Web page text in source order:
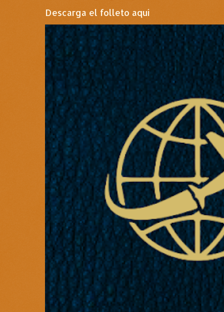
Descarga el folleto aquí